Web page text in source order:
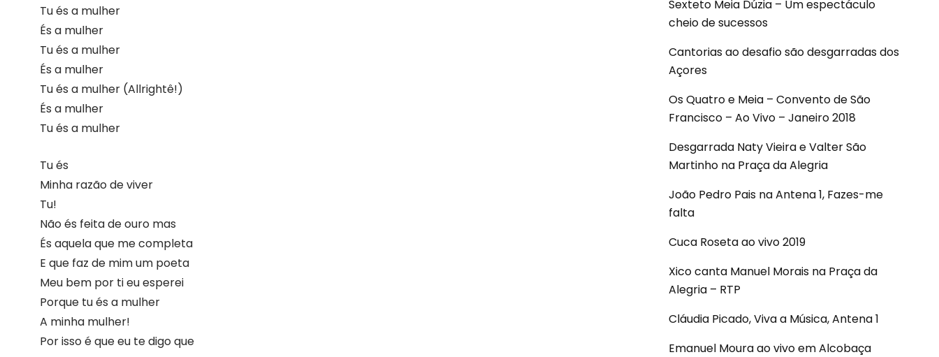
Tu és a mulher
És a mulher
Tu és a mulher
És a mulher
Tu és a mulher (Allrightê!)
És a mulher
Tu és a mulher
Tu és
Minha razão de viver
Tu!
Não és feita de ouro mas
És aquela que me completa
E que faz de mim um poeta
Meu bem por ti eu esperei
Porque tu és a mulher
A minha mulher!
Por isso é que eu te digo que
Sexteto Meia Dúzia – Um espectáculo
cheio de sucessos
Cantorias ao desafio são desgarradas dos
Açores
Os Quatro e Meia – Convento de São
Francisco – Ao Vivo – Janeiro 2018
Desgarrada Naty Vieira e Valter São
Martinho na Praça da Alegria
João Pedro Pais na Antena 1, Fazes-me
falta
Cuca Roseta ao vivo 2019
Xico canta Manuel Morais na Praça da
Alegria – RTP
Cláudia Picado, Viva a Música, Antena 1
Emanuel Moura ao vivo em Alcobaça